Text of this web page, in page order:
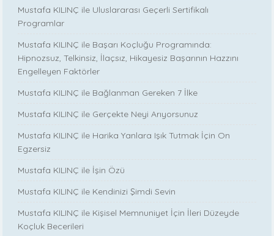
Mustafa KILINÇ ile Uluslararası Geçerli Sertifikalı
Programlar
Mustafa KILINÇ ile Başarı Koçluğu Programında:
Hipnozsuz, Telkinsiz, İlaçsız, Hikayesiz Başarının Hazzını
Engelleyen Faktörler
Mustafa KILINÇ ile Bağlanman Gereken 7 İlke
Mustafa KILINÇ ile Gerçekte Neyi Arıyorsunuz
Mustafa KILINÇ ile Harika Yanlara Işık Tutmak İçin On
Egzersiz
Mustafa KILINÇ ile İşin Özü
Mustafa KILINÇ ile Kendinizi Şimdi Sevin
Mustafa KILINÇ ile Kişisel Memnuniyet İçin İleri Düzeyde
Koçluk Becerileri